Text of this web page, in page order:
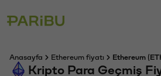
Anasayfa Ethereum fiyatı Ethereum
Kripto Para Geçmiş